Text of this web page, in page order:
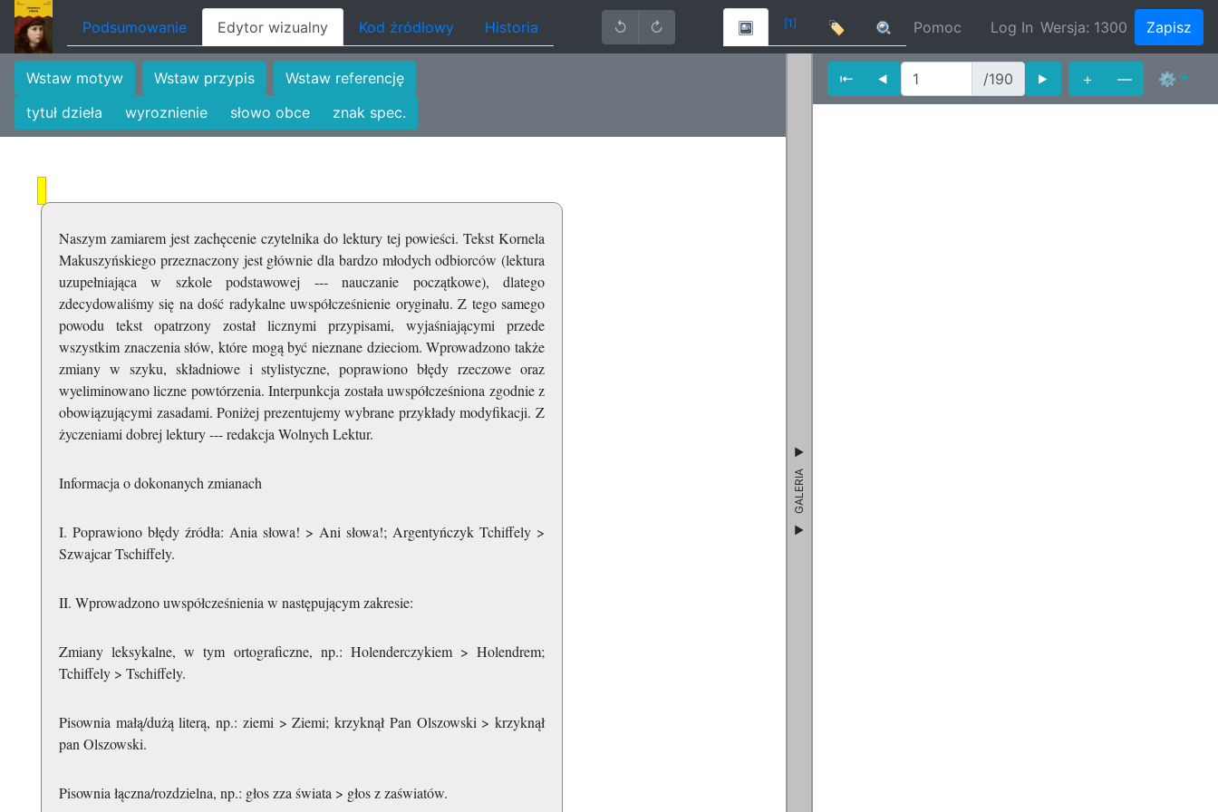
Podsumowanie Edytor wizualny Kod źródłowy Historia ↺ ↻ [1] 🏷 Pomoc Log In Wersja: 1300 Zapisz
Wstaw motyw Wstaw przypis
Wstaw referencję
tytuł dzieła
wyroznienie słowo obce znak spec.
Naszym zamiarem jest zachęcenie czytelnika do lektury tej powieści. Tekst Kornela
Makuszyńskiego przeznaczony jest głównie dla bardzo młodych odbiorców (lektura
uzupełniająca w szkole podstawowej --- nauczanie początkowe), dlatego
zdecydowaliśmy się na dość radykalne uwspółcześnienie oryginału. Z tego samego
powodu tekst opatrzony został licznymi przypisami, wyjaśniającymi przede
wszystkim znaczenia słów, które mogą być nieznane dzieciom. Wprowadzono także
zmiany w szyku, składniowe i stylistyczne, poprawiono błędy rzeczowe oraz
wyeliminowano liczne powtórzenia. Interpunkcja została uwspółcześniona zgodnie z
obowiązującymi zasadami. Poniżej prezentujemy wybrane przykłady modyfikacji. Z
życzeniami dobrej lektury --- redakcja Wolnych Lektur.
Informacja o dokonanych zmianach
I. Poprawiono błędy źródła: Ania słowa! > Ani słowa!; Argentyńczyk Tchiffely >
Szwajcar Tschiffely.
II. Wprowadzono uwspółcześnienia w następującym zakresie:
Zmiany leksykalne, w tym ortograficzne, np.: Holenderczykiem > Holendrem;
Tchiffely > Tschiffely.
Pisownia małą/dużą literą, np.: ziemi > Ziemi; krzyknął Pan Olszowski > krzyknął
pan Olszowski.
Pisownia łączna/rozdzielna, np.: głos zza świata > głos z zaświatów.
GALERIA
⇤ ⯇ /190 ⯈ ＋ — ⚙